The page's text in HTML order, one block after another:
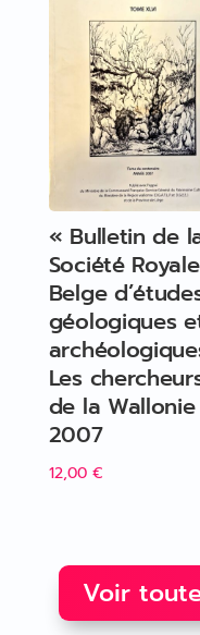
« Bulletin de
Société Royale
Belge
géologiques
Les
de la
2007
12,00 €
Voir